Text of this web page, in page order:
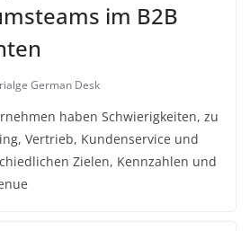
im B2B
German Desk
haben Schwierigkeiten, zu
Vertrieb, Kundenservice und
Zielen, Kennzahlen und